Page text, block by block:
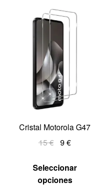
Cristal Motorola G47
15€ 9€
Seleccionar
opciones